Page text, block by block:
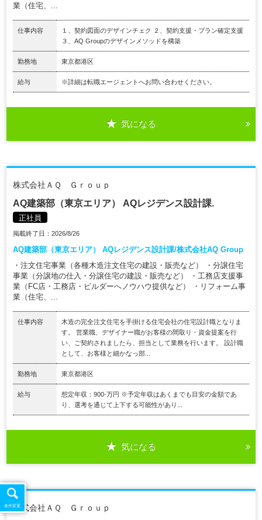
業（住宅、...
仕事内容
１、契約図面のデザインチェク ２、契約支援・プラン確定支援
３、AQ Groupのデザインメソッドを構築
勤務地 東京都港区
給与 ※詳細は転職エージェントへお問い合わせください。
気になる
株式会社ＡＱ Ｇｒｏｕｐ
AQ建築部（東京エリア） AQレジデンス設計課.
正社員
掲載終了日：2026/8/26
AQ建築部（東京エリア） AQレジデンス設計課/株式会社AQ Group
・注文住宅事業（各種木造注文住宅の建設・販売など） ・分譲住宅
事業（分譲地の仕入・分譲住宅の建設・販売など） ・工務店支援事
業（FC店・工務店・ビルダーへノウハウ提供など） ・リフォーム事
業（住宅、...
仕事内容
木造の完全注文住宅を手掛ける住宅会社の住宅設計職となりま
す。 営業職、デザイナー職がお客様の間取り・資金提案を行
い、ご契約されましたら、担当として業務を行います。 設計職
として、お客様と細かなっ部...
勤務地 東京都港区
給与
想定年収：900-万円 ※予定年収はあくまでも目安の金額であ
り、選考を通じて上下する可能性があり...
気になる
株式会社ＡＱ Ｇｒｏｕｐ
条件変更